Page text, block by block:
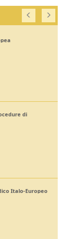
di
Italo-Europeo